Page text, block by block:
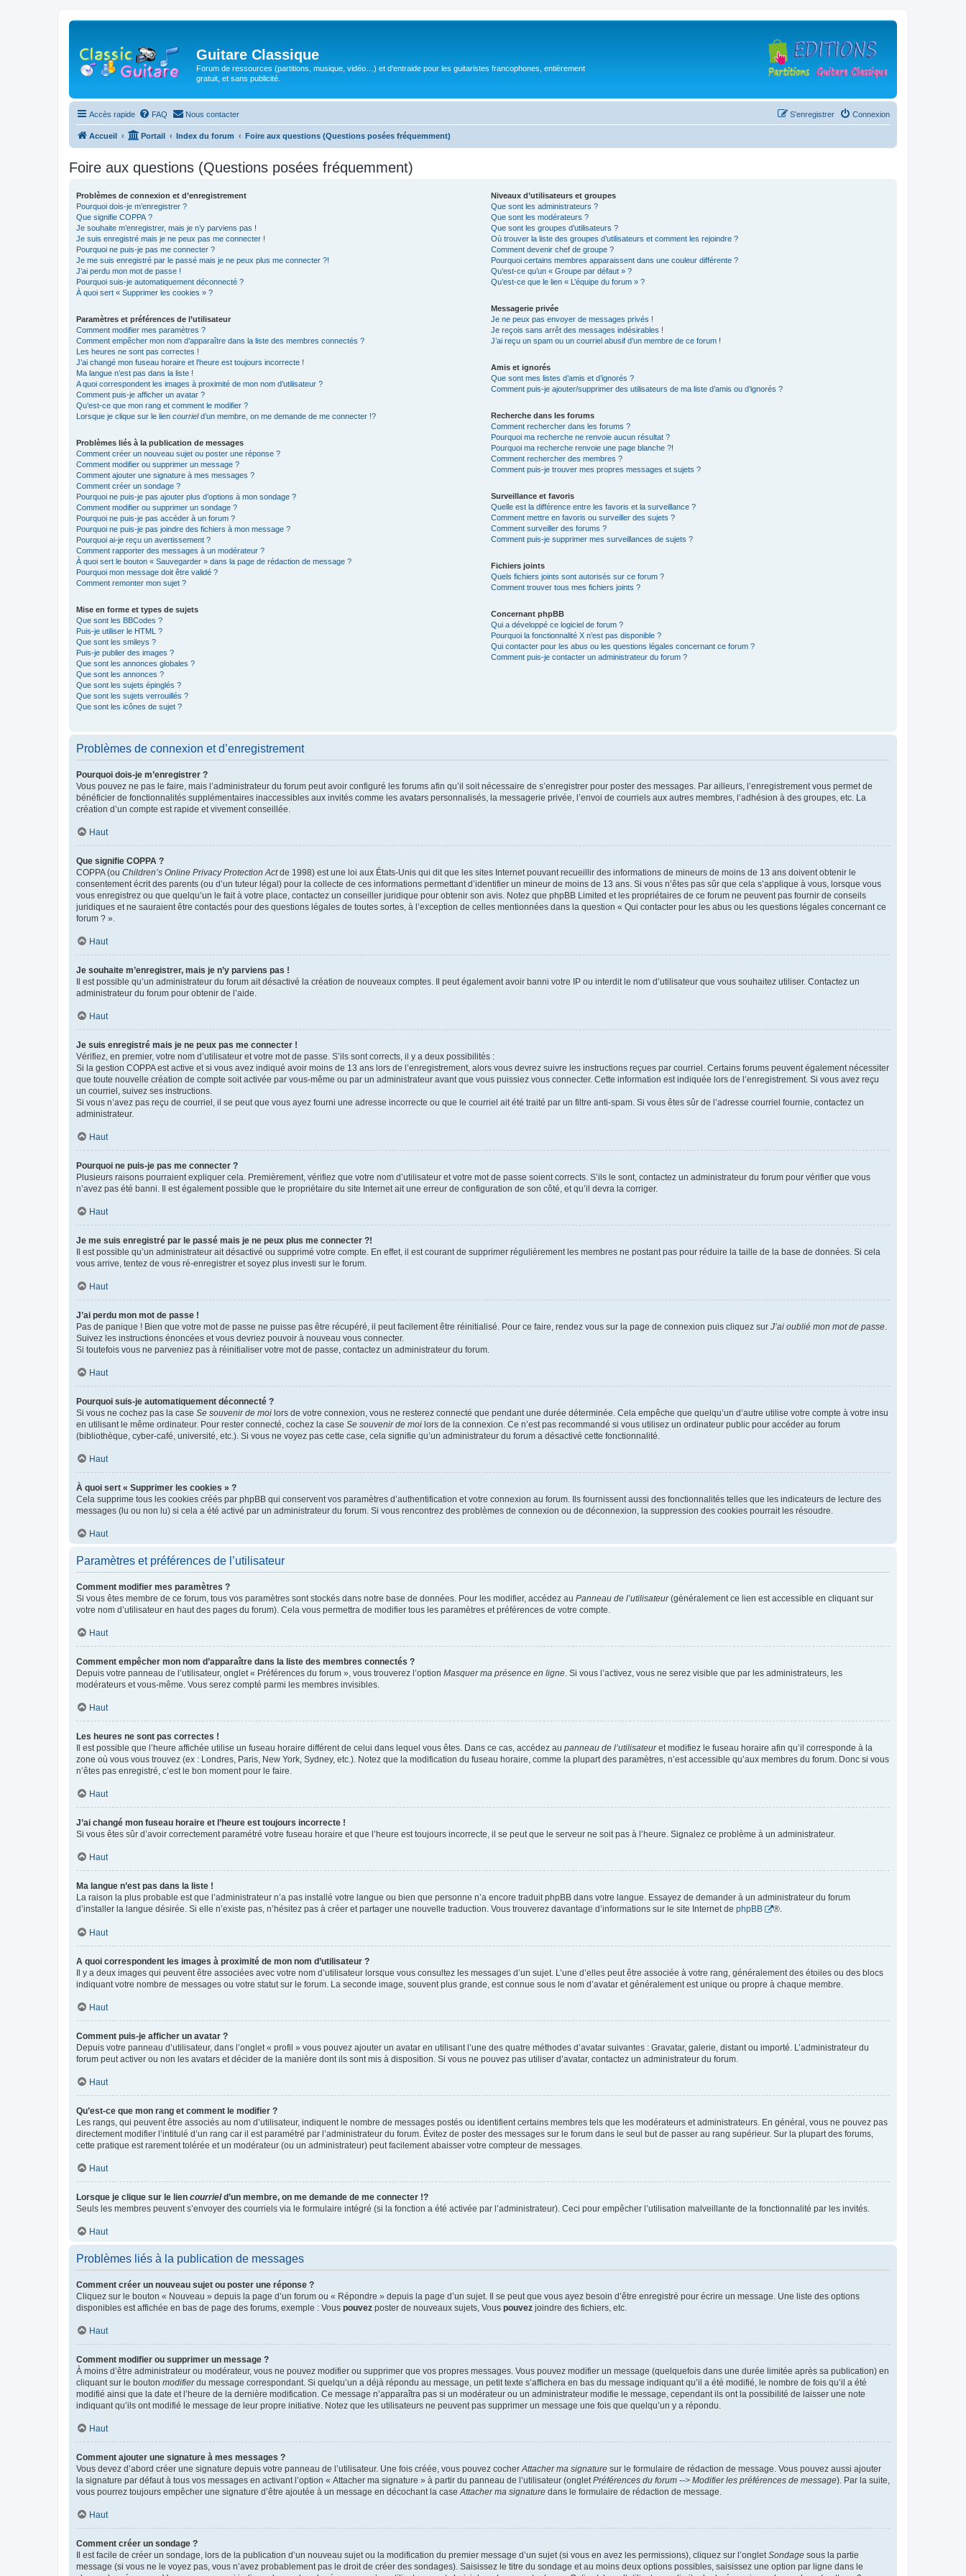
Guitare Classique
Forum de ressources (partitions, musique, vidéo…) et d'entraide pour les guitaristes francophones, entièrement
gratuit, et sans publicité.
Accès rapide FAQ Nous contacter Connexion
S’enregistrer
Accueil Portail Index du forum Foire aux questions (Questions posées fréquemment)
Foire aux questions (Questions posées fréquemment)
Problèmes de connexion et d’enregistrement
Pourquoi dois-je m’enregistrer ?
Que signifie COPPA ?
Je souhaite m’enregistrer, mais je n’y parviens pas !
Je suis enregistré mais je ne peux pas me connecter !
Pourquoi ne puis-je pas me connecter ?
Je me suis enregistré par le passé mais je ne peux plus me connecter ?!
J’ai perdu mon mot de passe !
Pourquoi suis-je automatiquement déconnecté ?
À quoi sert « Supprimer les cookies » ?
Paramètres et préférences de l’utilisateur
Comment modifier mes paramètres ?
Comment empêcher mon nom d’apparaître dans la liste des membres connectés ?
Les heures ne sont pas correctes !
J’ai changé mon fuseau horaire et l’heure est toujours incorrecte !
Ma langue n’est pas dans la liste !
A quoi correspondent les images à proximité de mon nom d’utilisateur ?
Comment puis-je afficher un avatar ?
Qu’est-ce que mon rang et comment le modifier ?
Lorsque je clique sur le lien courrield’un membre, on me demande de me connecter !?
Problèmes liés à la publication de messages
Comment créer un nouveau sujet ou poster une réponse ?
Comment modifier ou supprimer un message ?
Comment ajouter une signature à mes messages ?
Comment créer un sondage ?
Pourquoi ne puis-je pas ajouter plus d’options à mon sondage ?
Comment modifier ou supprimer un sondage ?
Pourquoi ne puis-je pas accéder à un forum ?
Pourquoi ne puis-je pas joindre des fichiers à mon message ?
Pourquoi ai-je reçu un avertissement ?
Comment rapporter des messages à un modérateur ?
À quoi sert le bouton « Sauvegarder » dans la page de rédaction de message ?
Pourquoi mon message doit être validé ?
Comment remonter mon sujet ?
Mise en forme et types de sujets
Que sont les BBCodes ?
Puis-je utiliser le HTML ?
Que sont les smileys ?
Puis-je publier des images ?
Que sont les annonces globales ?
Que sont les annonces ?
Que sont les sujets épinglés ?
Que sont les sujets verrouillés ?
Que sont les icônes de sujet ?
Niveaux d’utilisateurs et groupes
Que sont les administrateurs ?
Que sont les modérateurs ?
Que sont les groupes d’utilisateurs ?
Où trouver la liste des groupes d’utilisateurs et comment les rejoindre ?
Comment devenir chef de groupe ?
Pourquoi certains membres apparaissent dans une couleur différente ?
Qu’est-ce qu’un « Groupe par défaut » ?
Qu’est-ce que le lien « L’équipe du forum » ?
Messagerie privée
Je ne peux pas envoyer de messages privés !
Je reçois sans arrêt des messages indésirables !
J’ai reçu un spam ou un courriel abusif d’un membre de ce forum !
Amis et ignorés
Que sont mes listes d’amis et d’ignorés ?
Comment puis-je ajouter/supprimer des utilisateurs de ma liste d’amis ou d’ignorés ?
Recherche dans les forums
Comment rechercher dans les forums ?
Pourquoi ma recherche ne renvoie aucun résultat ?
Pourquoi ma recherche renvoie une page blanche ?!
Comment rechercher des membres ?
Comment puis-je trouver mes propres messages et sujets ?
Surveillance et favoris
Quelle est la différence entre les favoris et la surveillance ?
Comment mettre en favoris ou surveiller des sujets ?
Comment surveiller des forums ?
Comment puis-je supprimer mes surveillances de sujets ?
Fichiers joints
Quels fichiers joints sont autorisés sur ce forum ?
Comment trouver tous mes fichiers joints ?
Concernant phpBB
Qui a développé ce logiciel de forum ?
Pourquoi la fonctionnalité X n’est pas disponible ?
Qui contacter pour les abus ou les questions légales concernant ce forum ?
Comment puis-je contacter un administrateur du forum ?
Problèmes de connexion et d’enregistrement
Pourquoi dois-je m’enregistrer ?
Vous pouvez ne pas le faire, mais l’administrateur du forum peut avoir configuré les forums afin qu’il soit nécessaire de s’enregistrer pour poster des messages. Par ailleurs, l’enregistrement vous permet de
bénéficier de fonctionnalités supplémentaires inaccessibles aux invités comme les avatars personnalisés, la messagerie privée, l’envoi de courriels aux autres membres, l’adhésion à des groupes, etc. La
création d’un compte est rapide et vivement conseillée.
Haut
Que signifie COPPA ?
COPPA (ou Children’s Online Privacy Protection Actde 1998) est une loi aux États-Unis qui dit que les sites Internet pouvant recueillir des informations de mineurs de moins de 13 ans doivent obtenir le
consentement écrit des parents (ou d’un tuteur légal) pour la collecte de ces informations permettant d’identifier un mineur de moins de 13 ans. Si vous n’êtes pas sûr que cela s’applique à vous, lorsque vous
vous enregistrez ou que quelqu’un le fait à votre place, contactez un conseiller juridique pour obtenir son avis. Notez que phpBB Limited et les propriétaires de ce forum ne peuvent pas fournir de conseils
juridiques et ne sauraient être contactés pour des questions légales de toutes sortes, à l’exception de celles mentionnées dans la question « Qui contacter pour les abus ou les questions légales concernant ce
forum ? ».
Haut
Je souhaite m’enregistrer, mais je n’y parviens pas !
Il est possible qu’un administrateur du forum ait désactivé la création de nouveaux comptes. Il peut également avoir banni votre IP ou interdit le nom d’utilisateur que vous souhaitez utiliser. Contactez un
administrateur du forum pour obtenir de l’aide.
Haut
Je suis enregistré mais je ne peux pas me connecter !
Vérifiez, en premier, votre nom d’utilisateur et votre mot de passe. S’ils sont corrects, il y a deux possibilités :
Si la gestion COPPA est active et si vous avez indiqué avoir moins de 13 ans lors de l’enregistrement, alors vous devrez suivre les instructions reçues par courriel. Certains forums peuvent également nécessiter
que toute nouvelle création de compte soit activée par vous-même ou par un administrateur avant que vous puissiez vous connecter. Cette information est indiquée lors de l’enregistrement. Si vous avez reçu
un courriel, suivez ses instructions.
Si vous n’avez pas reçu de courriel, il se peut que vous ayez fourni une adresse incorrecte ou que le courriel ait été traité par un filtre anti-spam. Si vous êtes sûr de l’adresse courriel fournie, contactez un
administrateur.
Haut
Pourquoi ne puis-je pas me connecter ?
Plusieurs raisons pourraient expliquer cela. Premièrement, vérifiez que votre nom d’utilisateur et votre mot de passe soient corrects. S’ils le sont, contactez un administrateur du forum pour vérifier que vous
n’avez pas été banni. Il est également possible que le propriétaire du site Internet ait une erreur de configuration de son côté, et qu’il devra la corriger.
Haut
Je me suis enregistré par le passé mais je ne peux plus me connecter ?!
Il est possible qu’un administrateur ait désactivé ou supprimé votre compte. En effet, il est courant de supprimer régulièrement les membres ne postant pas pour réduire la taille de la base de données. Si cela
vous arrive, tentez de vous ré-enregistrer et soyez plus investi sur le forum.
Haut
J’ai perdu mon mot de passe !
Pas de panique ! Bien que votre mot de passe ne puisse pas être récupéré, il peut facilement être réinitialisé. Pour ce faire, rendez vous sur la page de connexion puis cliquez sur J’ai oublié mon mot de passe.
Suivez les instructions énoncées et vous devriez pouvoir à nouveau vous connecter.
Si toutefois vous ne parveniez pas à réinitialiser votre mot de passe, contactez un administrateur du forum.
Haut
Pourquoi suis-je automatiquement déconnecté ?
Si vous ne cochez pas la case Se souvenir de moi lors de votre connexion, vous ne resterez connecté que pendant une durée déterminée. Cela empêche que quelqu’un d’autre utilise votre compte à votre insu
en utilisant le même ordinateur. Pour rester connecté, cochez la case Se souvenir de moi lors de la connexion. Ce n’est pas recommandé si vous utilisez un ordinateur public pour accéder au forum
(bibliothèque, cyber-café, université, etc.). Si vous ne voyez pas cette case, cela signifie qu’un administrateur du forum a désactivé cette fonctionnalité.
Haut
À quoi sert « Supprimer les cookies » ?
Cela supprime tous les cookies créés par phpBB qui conservent vos paramètres d’authentification et votre connexion au forum. Ils fournissent aussi des fonctionnalités telles que les indicateurs de lecture des
messages (lu ou non lu) si cela a été activé par un administrateur du forum. Si vous rencontrez des problèmes de connexion ou de déconnexion, la suppression des cookies pourrait les résoudre.
Haut
Paramètres et préférences de l’utilisateur
Comment modifier mes paramètres ?
Si vous êtes membre de ce forum, tous vos paramètres sont stockés dans notre base de données. Pour les modifier, accédez au Panneau de l’utilisateur(généralement ce lien est accessible en cliquant sur
votre nom d’utilisateur en haut des pages du forum). Cela vous permettra de modifier tous les paramètres et préférences de votre compte.
Haut
Comment empêcher mon nom d’apparaître dans la liste des membres connectés ?
Depuis votre panneau de l’utilisateur, onglet « Préférences du forum », vous trouverez l’option Masquer ma présence en ligne. Si vous l’activez, vous ne serez visible que par les administrateurs, les
modérateurs et vous-même. Vous serez compté parmi les membres invisibles.
Haut
Les heures ne sont pas correctes !
Il est possible que l’heure affichée utilise un fuseau horaire différent de celui dans lequel vous êtes. Dans ce cas, accédez au panneau de l’utilisateuret modifiez le fuseau horaire afin qu’il corresponde à la
zone où vous vous trouvez (ex : Londres, Paris, New York, Sydney, etc.). Notez que la modification du fuseau horaire, comme la plupart des paramètres, n’est accessible qu’aux membres du forum. Donc si vous
n’êtes pas enregistré, c’est le bon moment pour le faire.
Haut
J’ai changé mon fuseau horaire et l’heure est toujours incorrecte !
Si vous êtes sûr d’avoir correctement paramétré votre fuseau horaire et que l’heure est toujours incorrecte, il se peut que le serveur ne soit pas à l’heure. Signalez ce problème à un administrateur.
Haut
Ma langue n’est pas dans la liste !
La raison la plus probable est que l’administrateur n’a pas installé votre langue ou bien que personne n’a encore traduit phpBB dans votre langue. Essayez de demander à un administrateur du forum
d’installer la langue désirée. Si elle n’existe pas, n’hésitez pas à créer et partager une nouvelle traduction. Vous trouverez davantage d’informations sur le site Internet de phpBB ®.
Haut
A quoi correspondent les images à proximité de mon nom d’utilisateur ?
Il y a deux images qui peuvent être associées avec votre nom d’utilisateur lorsque vous consultez les messages d’un sujet. L’une d’elles peut être associée à votre rang, généralement des étoiles ou des blocs
indiquant votre nombre de messages ou votre statut sur le forum. La seconde image, souvent plus grande, est connue sous le nom d’avatar et généralement est unique ou propre à chaque membre.
Haut
Comment puis-je afficher un avatar ?
Depuis votre panneau d’utilisateur, dans l’onglet « profil » vous pouvez ajouter un avatar en utilisant l’une des quatre méthodes d’avatar suivantes : Gravatar, galerie, distant ou importé. L’administrateur du
forum peut activer ou non les avatars et décider de la manière dont ils sont mis à disposition. Si vous ne pouvez pas utiliser d’avatar, contactez un administrateur du forum.
Haut
Qu’est-ce que mon rang et comment le modifier ?
Les rangs, qui peuvent être associés au nom d’utilisateur, indiquent le nombre de messages postés ou identifient certains membres tels que les modérateurs et administrateurs. En général, vous ne pouvez pas
directement modifier l’intitulé d’un rang car il est paramétré par l’administrateur du forum. Évitez de poster des messages sur le forum dans le seul but de passer au rang supérieur. Sur la plupart des forums,
cette pratique est rarement tolérée et un modérateur (ou un administrateur) peut facilement abaisser votre compteur de messages.
Haut
Lorsque je clique sur le lien courrield’un membre, on me demande de me connecter !?
Seuls les membres peuvent s’envoyer des courriels via le formulaire intégré (si la fonction a été activée par l’administrateur). Ceci pour empêcher l’utilisation malveillante de la fonctionnalité par les invités.
Haut
Problèmes liés à la publication de messages
Comment créer un nouveau sujet ou poster une réponse ?
Cliquez sur le bouton « Nouveau » depuis la page d’un forum ou « Répondre » depuis la page d’un sujet. Il se peut que vous ayez besoin d’être enregistré pour écrire un message. Une liste des options
disponibles est affichée en bas de page des forums, exemple : Vous pouvez poster de nouveaux sujets, Vous pouvez joindre des fichiers, etc.
Haut
Comment modifier ou supprimer un message ?
À moins d’être administrateur ou modérateur, vous ne pouvez modifier ou supprimer que vos propres messages. Vous pouvez modifier un message (quelquefois dans une durée limitée après sa publication) en
cliquant sur le bouton modifierdu message correspondant. Si quelqu’un a déjà répondu au message, un petit texte s’affichera en bas du message indiquant qu’il a été modifié, le nombre de fois qu’il a été
modifié ainsi que la date et l’heure de la dernière modification. Ce message n’apparaîtra pas si un modérateur ou un administrateur modifie le message, cependant ils ont la possibilité de laisser une note
indiquant qu’ils ont modifié le message de leur propre initiative. Notez que les utilisateurs ne peuvent pas supprimer un message une fois que quelqu’un y a répondu.
Haut
Comment ajouter une signature à mes messages ?
Vous devez d’abord créer une signature depuis votre panneau de l’utilisateur. Une fois créée, vous pouvez cocherAttacher ma signature sur le formulaire de rédaction de message. Vous pouvez aussi ajouter
la signature par défaut à tous vos messages en activant l’option « Attacher ma signature » à partir du panneau de l’utilisateur (ongletPréférences du forum --> Modifier les préférences de message). Par la suite,
vous pourrez toujours empêcher une signature d’être ajoutée à un message en décochant la caseAttacher ma signature dans le formulaire de rédaction de message.
Haut
Comment créer un sondage ?
Il est facile de créer un sondage, lors de la publication d’un nouveau sujet ou la modification du premier message d’un sujet (si vous en avez les permissions), cliquez sur l’ongletSondage sous la partie
message (si vous ne le voyez pas, vous n’avez probablement pas le droit de créer des sondages). Saisissez le titre du sondage et au moins deux options possibles, saisissez une option par ligne dans le